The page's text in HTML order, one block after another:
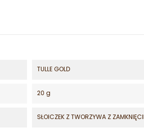
TULLE GOLD
20 g
SŁOICZEK Z TWORZYWA Z